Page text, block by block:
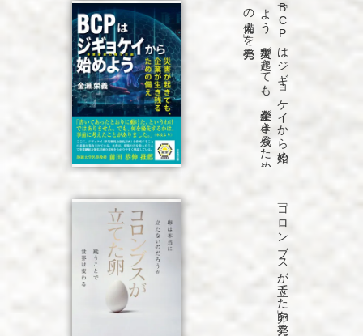
「B
C
P
は
ジ
ギ
ョ
ケ
イ
か
ら
始め
よ
う
災害が
起き
て
も
、
企業が
生き
残る
た
め
の
備え
」を
発売
「コロンブスが立てた卵」を発売